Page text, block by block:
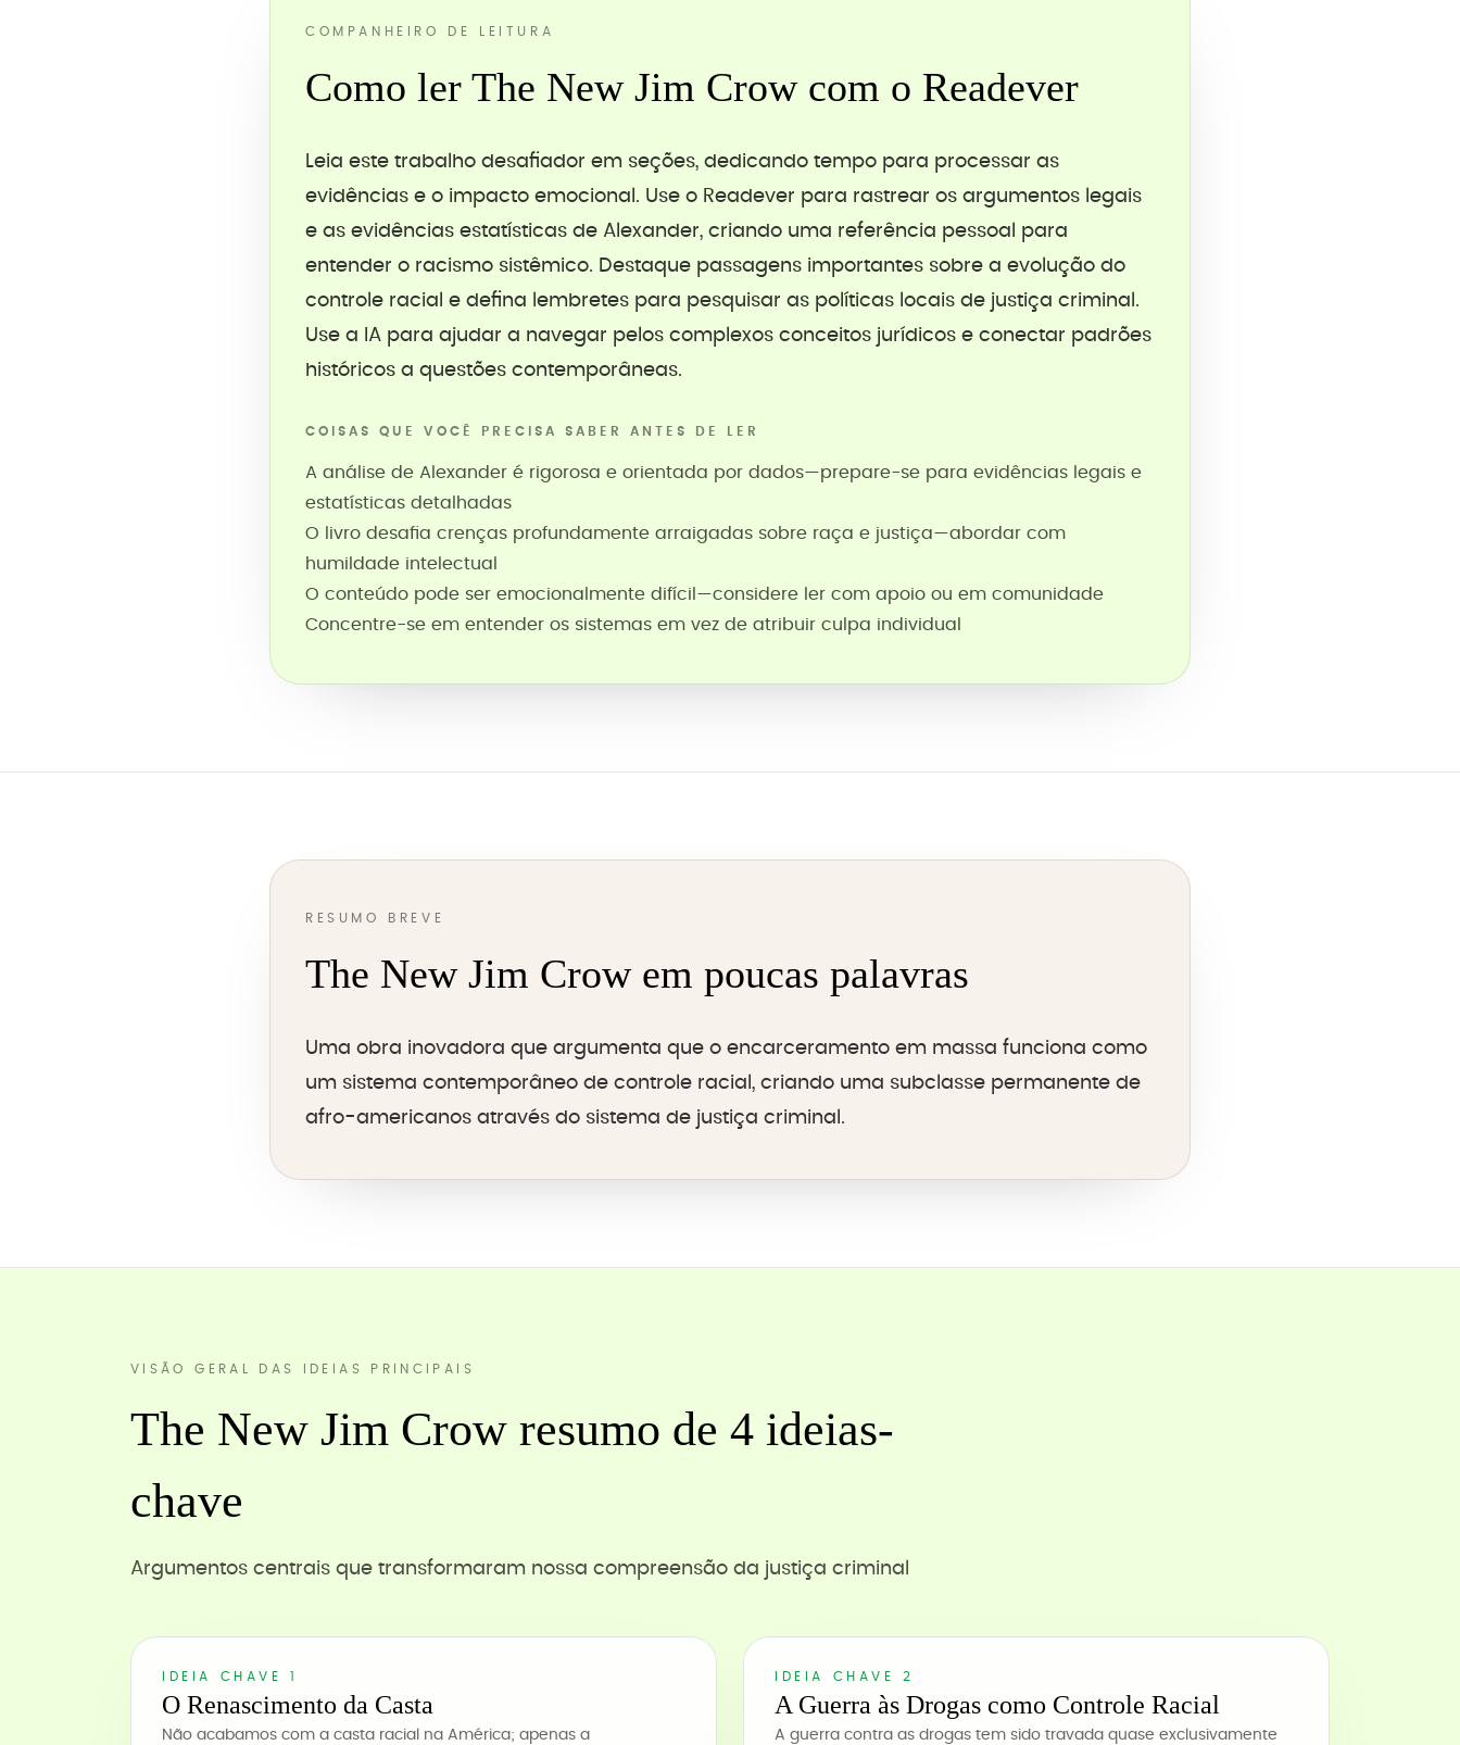
COMPANHEIRO DE LEITURA
Como ler The New Jim Crow com o Readever
Leia este trabalho desafiador em seções, dedicando tempo para processar as
evidências e o impacto emocional. Use o Readever para rastrear os argumentos legais
e as evidências estatísticas de Alexander, criando uma referência pessoal para
entender o racismo sistêmico. Destaque passagens importantes sobre a evolução do
controle racial e defina lembretes para pesquisar as políticas locais de justiça criminal.
Use a IA para ajudar a navegar pelos complexos conceitos jurídicos e conectar padrões
históricos a questões contemporâneas.
COISAS QUE VOCÊ PRECISA SABER ANTES DE LER
A análise de Alexander é rigorosa e orientada por dados—prepare-se para evidências legais e
estatísticas detalhadas
O livro desafia crenças profundamente arraigadas sobre raça e justiça—abordar com
humildade intelectual
O conteúdo pode ser emocionalmente difícil—considere ler com apoio ou em comunidade
Concentre-se em entender os sistemas em vez de atribuir culpa individual
RESUMO BREVE
The New Jim Crow em poucas palavras
Uma obra inovadora que argumenta que o encarceramento em massa funciona como
um sistema contemporâneo de controle racial, criando uma subclasse permanente de
afro-americanos através do sistema de justiça criminal.
VISÃO GERAL DAS IDEIAS PRINCIPAIS
The New Jim Crow resumo de 4 ideias-
chave
Argumentos centrais que transformaram nossa compreensão da justiça criminal
IDEIA CHAVE 1
O Renascimento da Casta
Não acabamos com a casta racial na América; apenas a
IDEIA CHAVE 2
A Guerra às Drogas como Controle Racial
A guerra contra as drogas tem sido travada quase exclusivamente